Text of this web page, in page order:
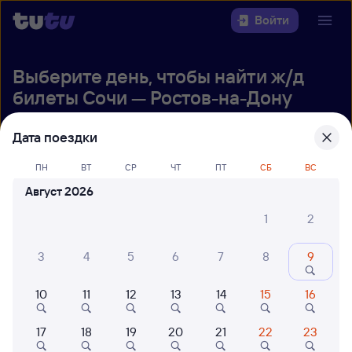
Войти
Выберите день, чтобы найти ж/д
билеты Сочи — Ростов-на-Дону
Куда
Найти поезда
Дата поездки
ПН ВТ СР ЧТ ПТ СБ ВС
Август 2026
1
2
3 4 5 6 7 8 9
10 11 12 13 14 15 16
17 18 19 20 21 22 23